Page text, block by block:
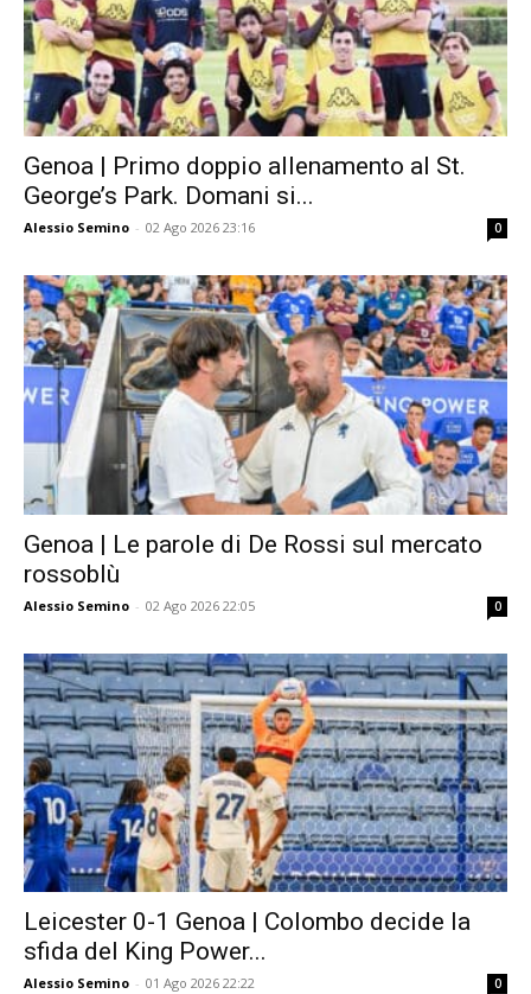
Genoa | Primo doppio allenamento al St.
George’s Park. Domani si...
Alessio Semino - 02 Ago 2026 23:16 0
Genoa | Le parole di De Rossi sul mercato
rossoblù
Alessio Semino - 02 Ago 2026 22:05 0
Leicester 0-1 Genoa | Colombo decide la
sfida del King Power...
Alessio Semino - 01 Ago 2026 22:22 0